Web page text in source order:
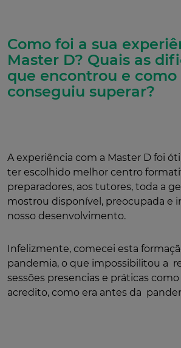
Como foi a sua
Master D? Quais as
que encontrou e como
conseguiu superar?
A experiência com a Master D foi
ter escolhido melhor centro
preparadores, aos tutores, toda a
mostrou disponível, preocupada e
nosso desenvolvimento.
Infelizmente, comecei esta
pandemia, o que impossibilitou a
sessões presencias e práticas
acredito, como era antes da